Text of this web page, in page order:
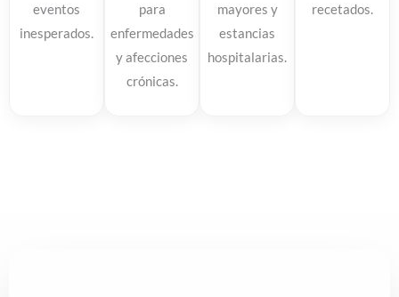
eventos
inesperados.
para
enfermedades
y afecciones
crónicas.
mayores y
estancias
hospitalarias.
recetados.